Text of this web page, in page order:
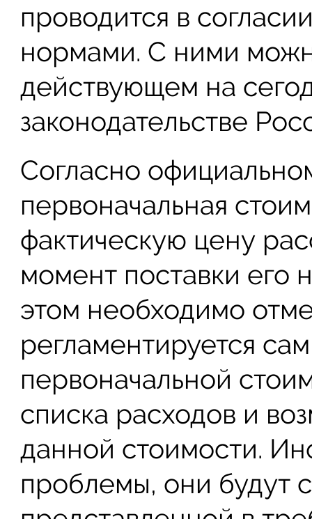
проводится в
нормами. С ними
действующем на
законодательстве
Согласно
первоначальная
фактическую цену
момент поставки его
этом необходимо
регламентируется
первоначальной
списка расходов и
данной стоимости.
проблемы, они будут